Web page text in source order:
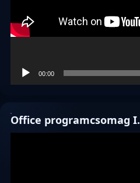
00:00
Office programcsomag I.